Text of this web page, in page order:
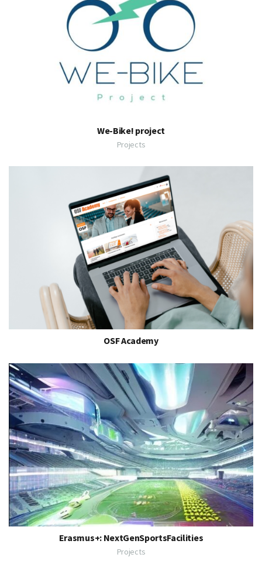
We-Bike! project
Projects
OSF Academy
Erasmus+: NextGenSportsFacilities
Projects